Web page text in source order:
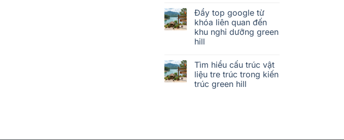
Đẩy top google từ
khóa liên quan đến
khu nghỉ dưỡng green
hill
Tìm hiểu cấu trúc vật
liệu tre trúc trong kiến
trúc green hill